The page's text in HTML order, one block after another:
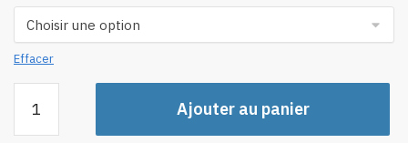
Effacer
Sac
Ajouter au panier